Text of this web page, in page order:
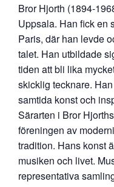
Bror Hjorth (1894-
Uppsala. Han fick en
Paris, där han levde
talet. Han utbildade
tiden att bli lika
skicklig tecknare.
samtida konst och
Särarten i Bror
föreningen av
tradition. Hans konst
musiken och livet.
representativa